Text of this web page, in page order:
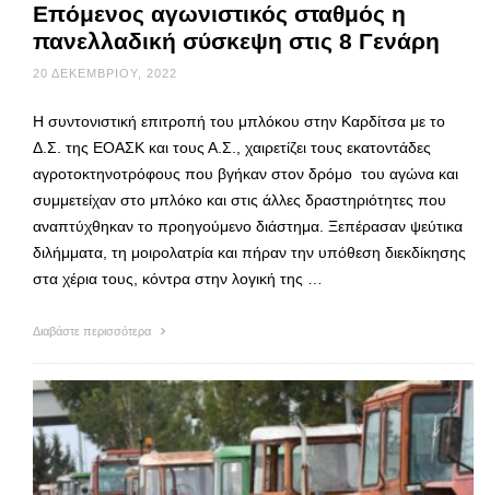
Επόμενος αγωνιστικός σταθμός η
πανελλαδική σύσκεψη στις 8 Γενάρη
20 ΔΕΚΕΜΒΡΊΟΥ, 2022
Η συντονιστική επιτροπή του μπλόκου στην Καρδίτσα με το
Δ.Σ. της ΕΟΑΣΚ και τους Α.Σ., χαιρετίζει τους εκατοντάδες
αγροτοκτηνοτρόφους που βγήκαν στον δρόμο του αγώνα και
συμμετείχαν στο μπλόκο και στις άλλες δραστηριότητες που
αναπτύχθηκαν το προηγούμενο διάστημα. Ξεπέρασαν ψεύτικα
διλήμματα, τη μοιρολατρία και πήραν την υπόθεση διεκδίκησης
στα χέρια τους, κόντρα στην λογική της …
Διαβάστε περισσότερα